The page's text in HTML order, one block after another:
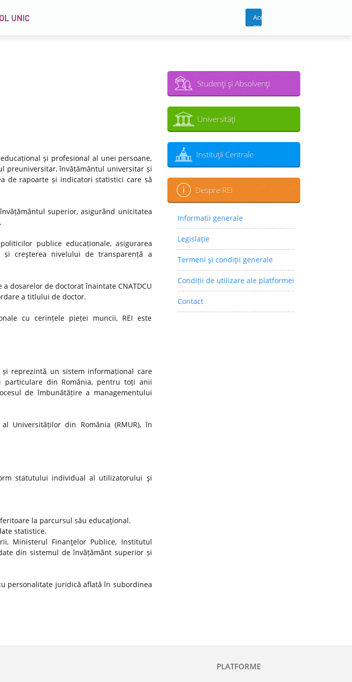
Acces
cont
și profesional al unei persoane,
preuniversitar, învățământul universitar și
de rapoarte și indicatori statistici care să
superior, asigurând unicitatea
publice educaționale, asigurarea
creşterea nivelului de transparență a
dosarelor de doctorat înaintate CNATDCU
a titlului de doctor.
cu cerințele pieței muncii, REI este
și reprezintă un sistem informațional care
din România, pentru toți anii
de îmbunătățire a managementului
Universităților din România (RMUR), în
statutului individual al utilizatorului şi
la parcursul său educaţional.
statistice.
Ministerul Finanţelor Publice, Institutul
date din sistemul de învățământ superior și
personalitate juridică aflată în subordinea
Studenţi şi Absolvenţi
Universităţi
Instituţii Centrale
Despre REI
Informații generale
Legislaţie
Termeni şi condiţii generale
Condiții de utilizare ale platformei
Contact
PLATFORME